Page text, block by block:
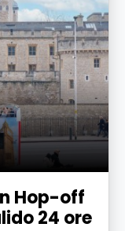
Hop-off
24 ore